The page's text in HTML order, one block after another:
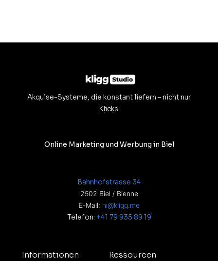
Akquise-Systeme, die konstant liefern – nicht nur
Klicks.
Online Marketing und Werbung in Biel
Bahnhofstrasse 34
2502 Biel / Bienne
E-Mail: hi@kligg.me
Telefon: +41 79 935 89 19
Informationen
Ressourcen